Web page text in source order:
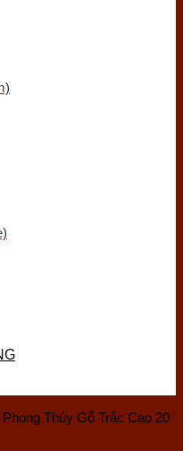
Hương
Thủy Gỗ Trắc Cao 20